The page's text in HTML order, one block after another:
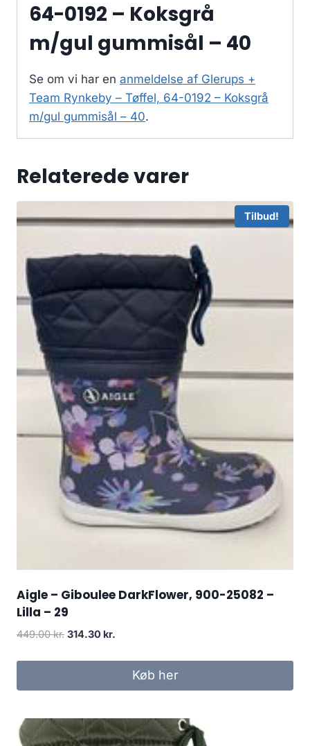
64-0192 – Koksgrå
m/gul gummisål – 40
Se om vi har en anmeldelse af Glerups +
Team Rynkeby – Tøffel, 64-0192 – Koksgrå
m/gul gummisål – 40.
Relaterede varer
Tilbud!
Aigle – Giboulee DarkFlower, 900-25082 –
Lilla – 29
449.00kr. Den
314.30 kr.
Køb her